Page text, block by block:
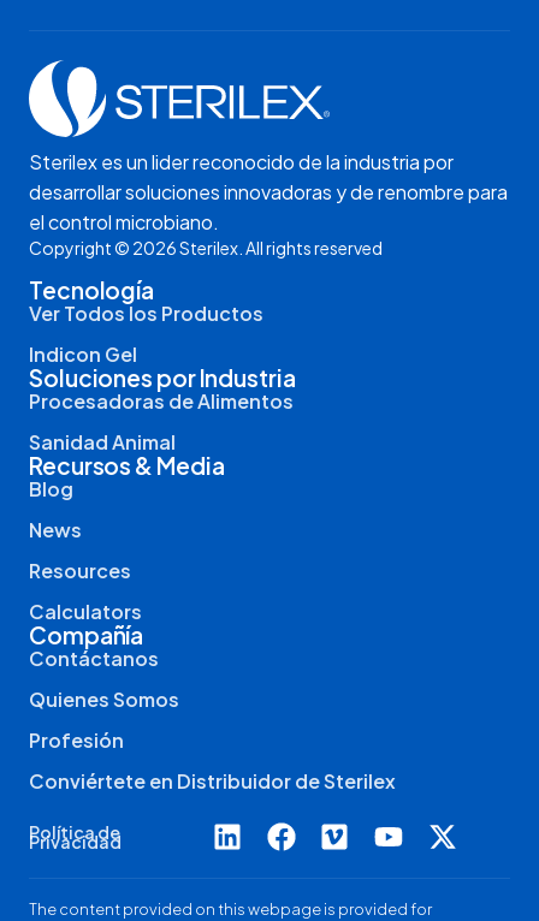
Sterilex es un lider reconocido de la industria por
desarrollar soluciones innovadoras y de renombre para
el control microbiano.
Copyright © 2026 Sterilex. All rights reserved
Tecnología
Ver Todos los Productos
Indicon Gel
Soluciones por Industria
Procesadoras de Alimentos
Sanidad Animal
Recursos & Media
Blog
News
Resources
Calculators
Compañía
Contáctanos
Quienes Somos
Profesión
Conviértete en Distribuidor de Sterilex
Política de
Privacidad
The content provided on this webpage is provided for